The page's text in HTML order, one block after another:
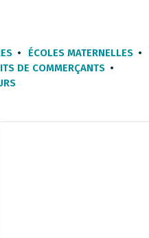
ÉCOLES MATERNELLES
DE COMMERÇANTS